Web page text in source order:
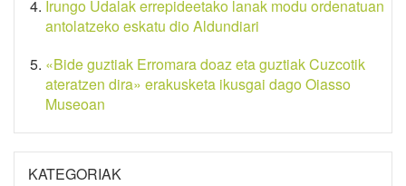
Irungo Udalak errepideetako lanak modu ordenatuan
antolatzeko eskatu dio Aldundiari
«Bide guztiak Erromara doaz eta guztiak Cuzcotik
ateratzen dira» erakusketa ikusgai dago Oiasso
Museoan
KATEGORIAK